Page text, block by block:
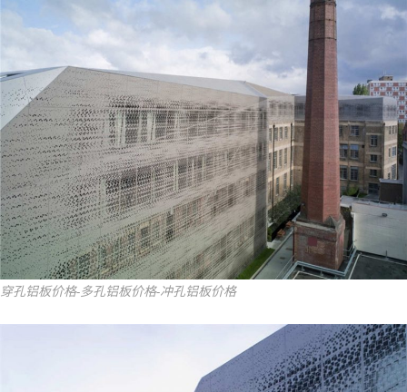
穿孔铝板价格-多孔铝板价格-冲孔铝板价格